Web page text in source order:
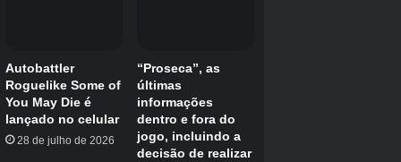
agora acima deste nível, mantivemos esses
valores por uma questão de simplicidade.
Esses valores, no entanto, serão diferentes se
você estiver abaixo do nível 30.